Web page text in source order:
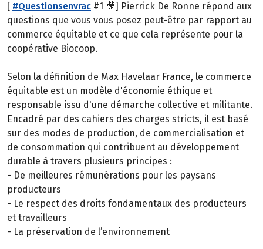
[ #Questionsenvrac #1 🎥] Pierrick De Ronne répond aux
questions que vous vous posez peut-être par rapport au
commerce équitable et ce que cela représente pour la
coopérative Biocoop.
Selon la définition de Max Havelaar France, le commerce
équitable est un modèle d'économie éthique et
responsable issu d'une démarche collective et militante.
Encadré par des cahiers des charges stricts, il est basé
sur des modes de production, de commercialisation et
de consommation qui contribuent au développement
durable à travers plusieurs principes :
- De meilleures rémunérations pour les paysans
producteurs
- Le respect des droits fondamentaux des producteurs
et travailleurs
- La préservation de l’environnement